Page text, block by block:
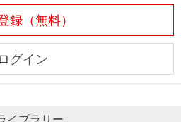
録（無料）
ログイン